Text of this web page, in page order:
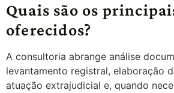
Quais são os
oferecidos?
A consultoria abrange análise
levantamento registral, elaboração
atuação extrajudicial e, quando